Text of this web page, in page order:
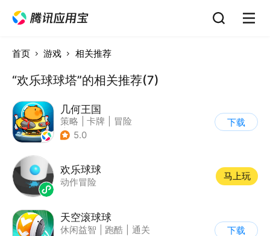
首页 游戏 相关推荐
“欢乐球球塔”的相关推荐(7)
几何王国
策略 卡牌
冒险
| 学习教育
5.0
下载
欢乐球球
动作冒险
马上玩
天空滚球球
休闲益智 跑酷
通关
下载